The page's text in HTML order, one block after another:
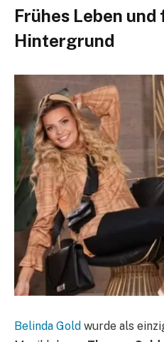
Frühes Leben
Hintergrund
Belinda Gold wurde als